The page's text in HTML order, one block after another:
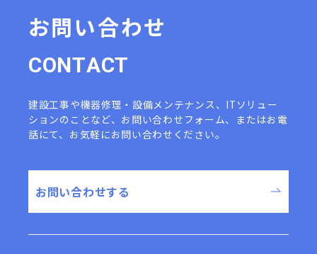
お問い合わせ
CONTACT
建設工事や機器修理・設備メンテナンス、ITソリュー
ションのことなど、 お問い合わせフォーム、またはお電
話にて、お気軽にお問い合わせください。
お問い合わせする